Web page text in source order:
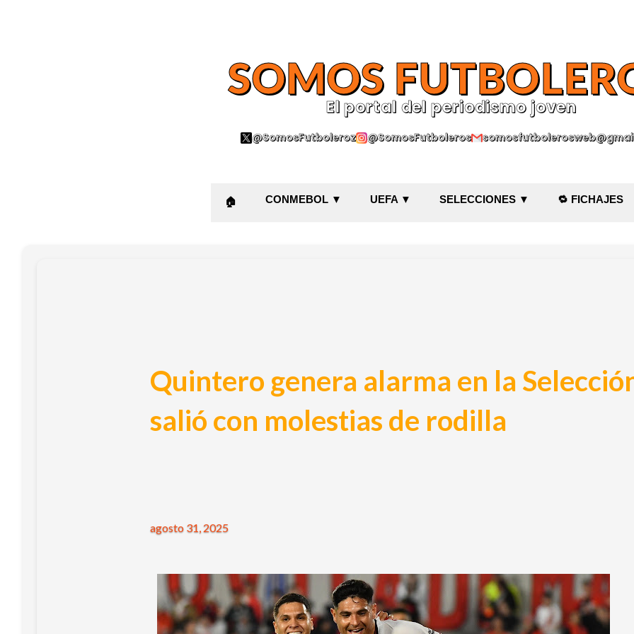
SOMOS
El portal del periodismo joven
@SomosFutboleroz @SomosFutboleros
🏠 CONMEBOL ▼ UEFA ▼ SELECCIONES ▼ 🔁 FICHAJES
Quintero genera alarma en la
salió con molestias de rodilla
agosto 31, 2025